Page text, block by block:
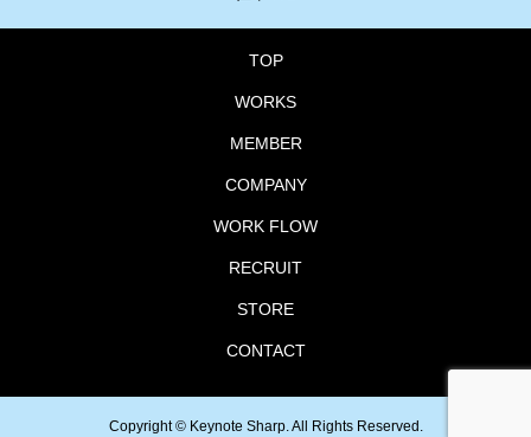
TOP
WORKS
MEMBER
COMPANY
WORK FLOW
RECRUIT
STORE
CONTACT
Copyright ©Keynote Sharp. All Rights Reserved.